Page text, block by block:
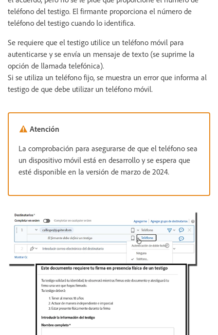
teléfono del testigo. El firmante proporciona el número de
teléfono del testigo cuando lo identifica.
Se requiere que el testigo utilice un teléfono móvil para
autenticarse y se envía un mensaje de texto (se suprime la
opción de llamada telefónica).
Si se utiliza un teléfono fijo, se muestra un error que informa al
testigo de que debe utilizar un teléfono móvil.
Atención
La comprobación para asegurarse de que el teléfono sea
un dispositivo móvil está en desarrollo y se espera que
esté disponible en la versión de marzo de 2024.